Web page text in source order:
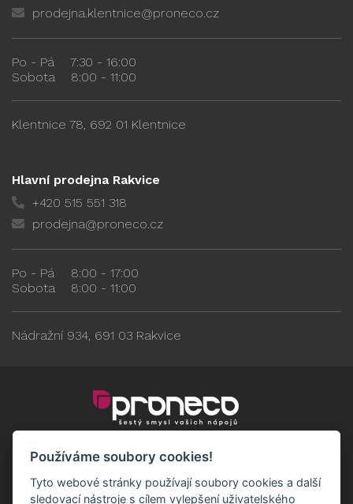
prodejna.klentnice@proneco.cz
Po - Pá
7:30 - 16:00
Sobota
8:00 - 11:00
Klentnice 78, 692 01 Klentnice
Hlavní prodejna Rakvice
+420 515 551 318
prodejna@proneco.cz
Po - Pá
8:00 - 17:00
Sobota
8:00 - 11:00
Nádražní 934, 691 03 Rakvice
Používáme soubory cookies!
Tyto webové stránky používají soubory cookies a další
sledovací nástroje s cílem vylepšení uživatelského